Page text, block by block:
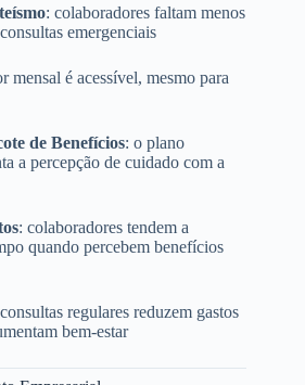
: colaboradores faltam menos
emergenciais
mensal é acessível, mesmo para
de Benefícios: o plano
a percepção de cuidado com a
: colaboradores tendem a
quando percebem benefícios
regulares reduzem gastos
bem-estar